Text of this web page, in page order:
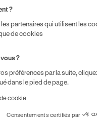
?
les partenaires qui utilisent les
de cookies
?
préférences par la suite,
dans le pied de page.
cookie
Consentements certifiés par